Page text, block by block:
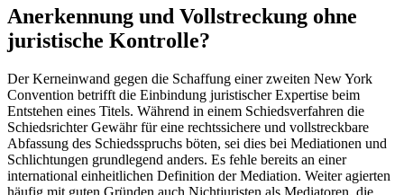
Anerkennung und Vollstreckung ohne
juristische Kontrolle?
Der Kerneinwand gegen die Schaffung einer zweiten New York
Convention betrifft die Einbindung juristischer Expertise beim
Entstehen eines Titels. Während in einem Schiedsverfahren die
Schiedsrichter Gewähr für eine rechtssichere und vollstreckbare
Abfassung des Schiedsspruchs böten, sei dies bei Mediationen und
Schlichtungen grundlegend anders. Es fehle bereits an einer
international einheitlichen Definition der Mediation. Weiter agierten